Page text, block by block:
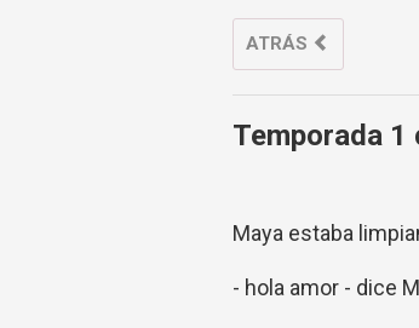
ATRÁS
Temporada 1
Maya estaba
- hola amor - dice